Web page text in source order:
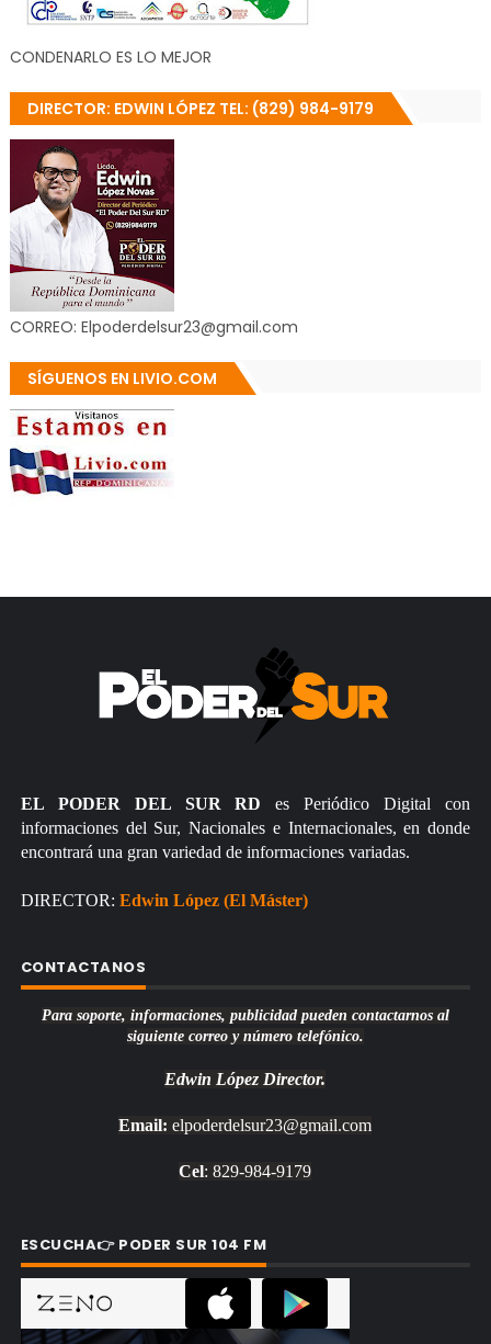
CONDENARLO ES LO MEJOR
DIRECTOR: EDWIN LÓPEZ TEL: (829) 984-9179
CORREO: Elpoderdelsur23@gmail.com
SÍGUENOS EN LIVIO.COM
EL PODER DEL SUR RD es Periódico Digital con
informaciones del Sur, Nacionales e Internacionales, en donde
encontrará una gran variedad de informaciones variadas.
DIRECTOR: Edwin López (El Máster)
CONTACTANOS
Para soporte, informaciones, publicidad pueden contactarnos al
siguiente correo y número telefónico.
Edwin López Director.
Email: elpoderdelsur23@gmail.com
Cel: 829-984-9179
ESCUCHA👉 PODER SUR 104 FM